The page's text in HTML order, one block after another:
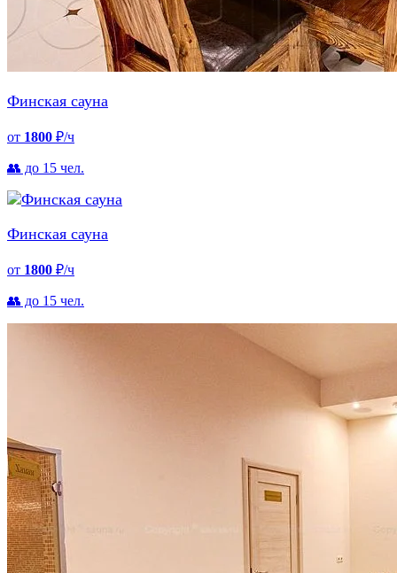
Финская сауна
от 1800 ₽/ч
👥 до 15 чел.
Финская сауна
от 1800 ₽/ч
👥 до 15 чел.